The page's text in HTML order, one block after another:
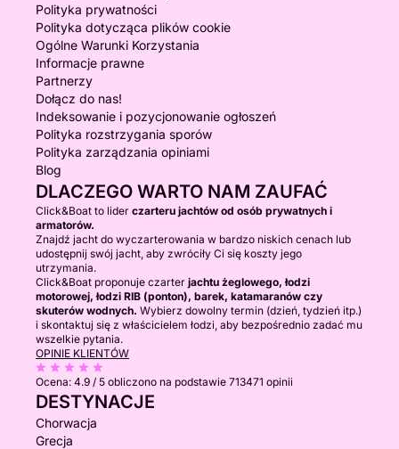
Polityka prywatności
Polityka dotycząca plików cookie
Ogólne Warunki Korzystania
Informacje prawne
Partnerzy
Dołącz do nas!
Indeksowanie i pozycjonowanie ogłoszeń
Polityka rozstrzygania sporów
Polityka zarządzania opiniami
Blog
DLACZEGO WARTO NAM ZAUFAĆ
Click&Boat to lider czarteru jachtów od osób prywatnych i
armatorów.
Znajdź jacht do wyczarterowania w bardzo niskich cenach lub
udostępnij swój jacht, aby zwróciły Ci się koszty jego
utrzymania.
Click&Boat proponuje czarter jachtu żeglowego, łodzi
motorowej, łodzi RIB (ponton), barek, katamaranów czy
skuterów wodnych. Wybierz dowolny termin (dzień, tydzień itp.)
i skontaktuj się z właścicielem łodzi, aby bezpośrednio zadać mu
wszelkie pytania.
OPINIE KLIENTÓW
Ocena: 4.9 / 5 obliczono na podstawie 713471 opinii
DESTYNACJE
Chorwacja
Grecja